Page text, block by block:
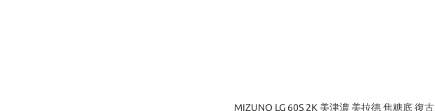
MIZUNO LG 60S 2K 美津濃 美拉德 焦糖底 復古